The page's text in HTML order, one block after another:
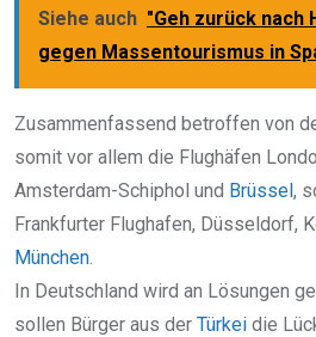
Siehe auch "Geh zurück nach
gegen Massentourismus in
Zusammenfassend betroffen von
somit vor allem die Flughäfen
Amsterdam-Schiphol und Brüssel,
Frankfurter Flughafen, Düsseldorf,
München.
In Deutschland wird an Lösungen
sollen Bürger aus der Türkei die